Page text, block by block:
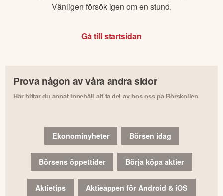
Vänligen försök igen om en stund.
Gå till startsidan
Prova någon av våra andra sidor
Här hittar du annat innehåll att ta del av hos oss på Börskollen
Ekonominyheter Börsen idag
Börsens öppettider Börja köpa aktier
Aktietips Aktieappen för Android & iOS